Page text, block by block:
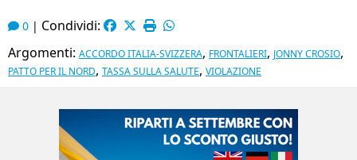
0 | Condividi:
Argomenti: ACCORDO ITALIA-SVIZZERA, FRONTALIERI, JONNY CROSIO,
PATTO PER IL NORD, TASSA SULLA SALUTE, VIOLAZIONE